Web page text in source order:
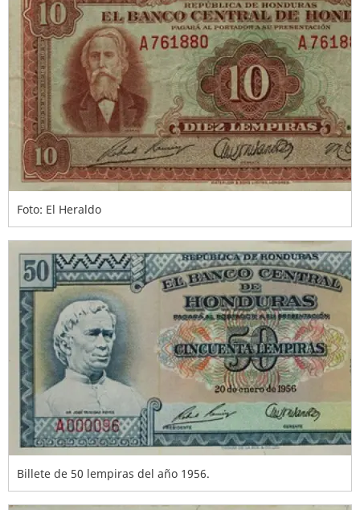
Foto: El Heraldo
Billete de 50 lempiras del año 1956.